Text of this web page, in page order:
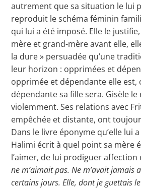
autrement que sa situation le lui
reproduit le schéma féminin
qui lui a été imposé. Elle le
mère et grand-mère avant elle,
la dure » persuadée qu’une
leur horizon : opprimées et
opprimée et dépendante elle est,
dépendante sa fille sera. Gisèle le
violemment. Ses relations avec
empêchée et distante, ont
Dans le livre éponyme qu’elle lui
Halimi écrit à quel point sa mère
l’aimer, de lui prodiguer
ne m’aimait pas. Ne m’avait jamais
certains jours. Elle, dont je guettais